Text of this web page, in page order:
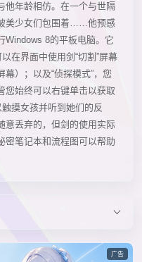
他年龄相仿。在一个与世隔
美少女们包围着……他预感
Windows 8的平板电脑。它
在界面中使用剑“切割”屏幕
）；以及“侦探模式”，您
您始终可以右键单击以获取
摸女孩并听到她们的反
意丢弃的，但剑的使用实际
密笔记本和流程图可以帮助
广告